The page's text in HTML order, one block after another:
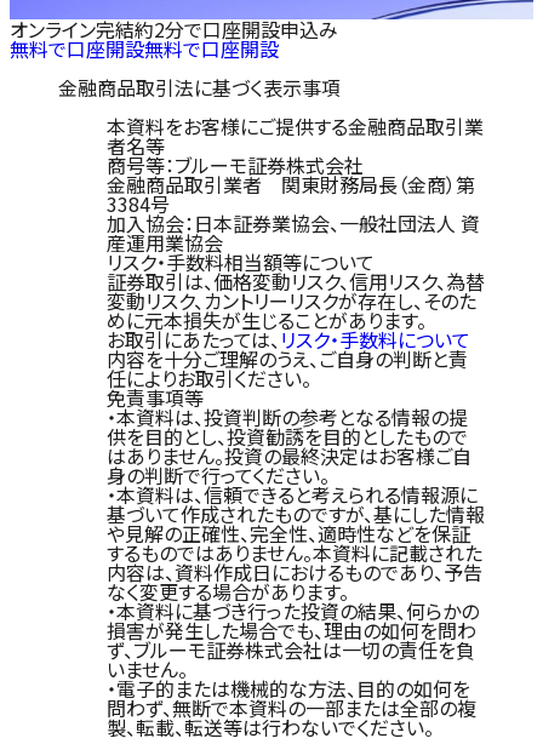
オンライン完結約2分で口座開設申込み
無料で口座開設無料で口座開設
金融商品取引法に基づく表示事項
本資料をお客様にご提供する金融商品取引業
者名等
商号等：ブルーモ証券株式会社
金融商品取引業者 関東財務局長（金商）第
3384号
加入協会：日本証券業協会、一般社団法人 資
産運用業協会
リスク・手数料相当額等について
証券取引は、価格変動リスク、信用リスク、為替
変動リスク、カントリーリスクが存在し、そのた
めに元本損失が生じることがあります。
お取引にあたっては、リスク・手数料について
内容を十分ご理解のうえ、ご自身の判断と責
任によりお取引ください。
免責事項等
・本資料は、投資判断の参考となる情報の提
供を目的とし、投資勧誘を目的としたもので
はありません。投資の最終決定はお客様ご自
身の判断で行ってください。
・本資料は、信頼できると考えられる情報源に
基づいて作成されたものですが、基にした情報
や見解の正確性、完全性、適時性などを保証
するものではありません。本資料に記載された
内容は、資料作成日におけるものであり、予告
なく変更する場合があります。
・本資料に基づき行った投資の結果、何らかの
損害が発生した場合でも、理由の如何を問わ
ず、ブルーモ証券株式会社は一切の責任を負
いません。
・電子的または機械的な方法、目的の如何を
問わず、無断で本資料の一部または全部の複
製、転載、転送等は行わないでください。